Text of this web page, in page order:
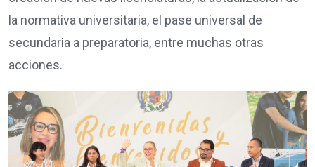
la normativa universitaria, el pase universal de
secundaria a preparatoria, entre muchas otras
acciones.